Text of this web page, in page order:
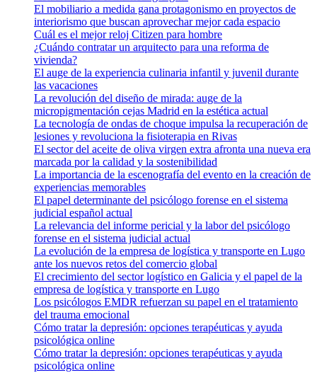
El mobiliario a medida gana protagonismo en proyectos de
interiorismo que buscan aprovechar mejor cada espacio
Cuál es el mejor reloj Citizen para hombre
¿Cuándo contratar un arquitecto para una reforma de
vivienda?
El auge de la experiencia culinaria infantil y juvenil durante
las vacaciones
La revolución del diseño de mirada: auge de la
micropigmentación cejas Madrid en la estética actual
La tecnología de ondas de choque impulsa la recuperación de
lesiones y revoluciona la fisioterapia en Rivas
El sector del aceite de oliva virgen extra afronta una nueva era
marcada por la calidad y la sostenibilidad
La importancia de la escenografía del evento en la creación de
experiencias memorables
El papel determinante del psicólogo forense en el sistema
judicial español actual
La relevancia del informe pericial y la labor del psicólogo
forense en el sistema judicial actual
La evolución de la empresa de logística y transporte en Lugo
ante los nuevos retos del comercio global
El crecimiento del sector logístico en Galicia y el papel de la
empresa de logística y transporte en Lugo
Los psicólogos EMDR refuerzan su papel en el tratamiento
del trauma emocional
Cómo tratar la depresión: opciones terapéuticas y ayuda
psicológica online
Cómo tratar la depresión: opciones terapéuticas y ayuda
psicológica online